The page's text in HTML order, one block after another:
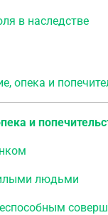
в наследстве
опека и
и
людьми